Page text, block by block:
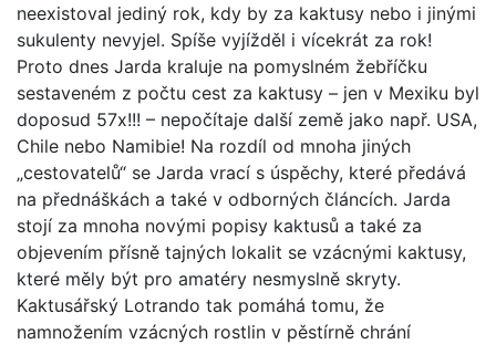
neexistoval jediný rok, kdy by za kaktusy nebo i jinými
sukulenty nevyjel. Spíše vyjížděl i vícekrát za rok!
Proto dnes Jarda kraluje na pomyslném žebříčku
sestaveném z počtu cest za kaktusy – jen v Mexiku byl
doposud 57x!!! – nepočítaje další země jako např. USA,
Chile nebo Namibie! Na rozdíl od mnoha jiných
„cestovatelů“ se Jarda vrací s úspěchy, které předává
na přednáškách a také v odborných článcích. Jarda
stojí za mnoha novými popisy kaktusů a také za
objevením přísně tajných lokalit se vzácnými kaktusy,
které měly být pro amatéry nesmyslně skryty.
Kaktusářský Lotrando tak pomáhá tomu, že
namnožením vzácných rostlin v pěstírně chrání